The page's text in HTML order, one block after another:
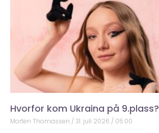
Hvorfor kom Ukraina på 9.plass?
Morten Thomassen 31. juli 2026 05:00